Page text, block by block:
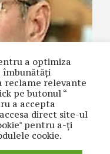
premeditate prin
a optimiza
îmbunătăţi
reclame relevante
pe butonul “
a accepta
direct site-ul
pentru a-ţi
cookie.